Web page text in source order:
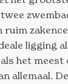
ruim
ligging
het
allemaal.